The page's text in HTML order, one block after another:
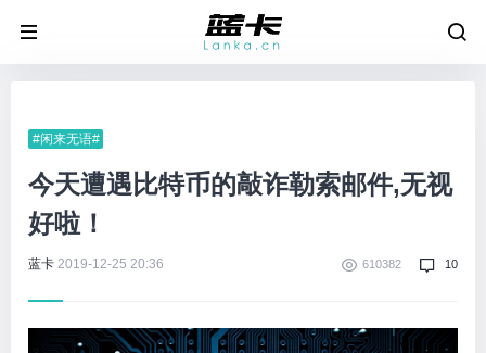
#闲来无语#
今天遭遇比特币的敲诈勒索邮件,无视
好啦！
蓝卡 2019-12-25 20:36 610382 10